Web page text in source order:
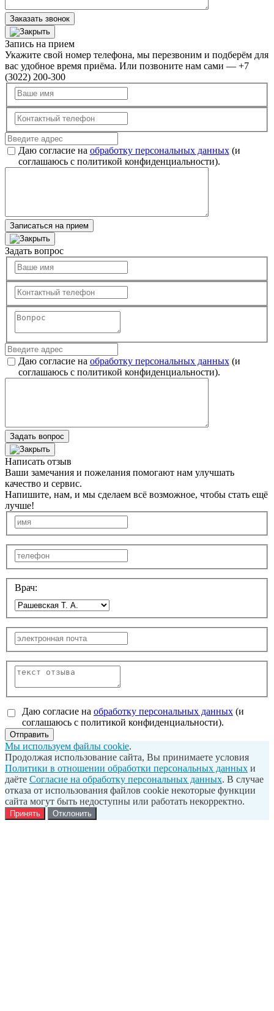
Заказать звонок
Запись на прием
Укажите свой номер телефона, мы перезвоним и подберём для
вас удобное время приёма. Или позвоните нам сами — +7
(3022) 200-300
Даю согласие на обработку персональных данных(и
соглашаюсь с политикой конфиденциальности).
Записаться на прием
Задать вопрос
Даю согласие на обработку персональных данных(и
соглашаюсь с политикой конфиденциальности).
Задать вопрос
Написать отзыв
Ваши замечания и пожелания помогают нам улучшать
качество и сервис.
Напишите, нам, и мы сделаем всё возможное, чтобы стать ещё
лучше!
Врач:
Даю согласие на обработку персональных данных (и
соглашаюсь с политикой конфиденциальности).
Отправить
Мы используем файлы cookie.
Продолжая использование сайта, Вы принимаете условия
Политики в отношении обработки персональных данных и
даёте Согласие на обработку персональных данных. В случае
отказа от использования файлов cookie некоторые функции
сайта могут быть недоступны или работать некорректно.
Принять Отклонить